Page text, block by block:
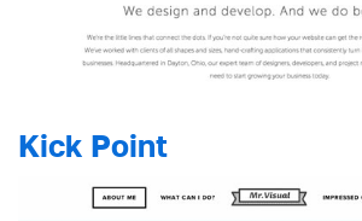
Kick Point